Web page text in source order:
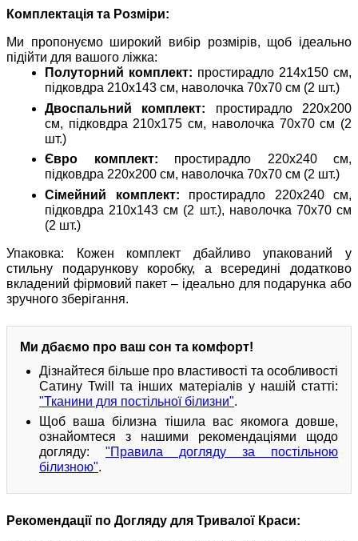
Комплектація та Розміри:
Ми пропонуємо широкий вибір розмірів, щоб ідеально
підійти для вашого ліжка:
Полуторний комплект: простирадло 214х150 см,
підковдра 210х143 см, наволочка 70х70 см (2 шт.)
Двоспальний комплект: простирадло 220х200
см, підковдра 210х175 см, наволочка 70х70 см (2
шт.)
Євро комплект: простирадло 220х240 см,
підковдра 220х200 см, наволочка 70х70 см (2 шт.)
Сімейний комплект: простирадло 220х240 см,
підковдра 210х143 см (2 шт.), наволочка 70х70 см
(2 шт.)
Упаковка: Кожен комплект дбайливо упакований у
стильну подарункову коробку, а всередині додатково
вкладений фірмовий пакет – ідеально для подарунка або
зручного зберігання.
Ми дбаємо про ваш сон та комфорт!
Дізнайтеся більше про властивості та особливості
Сатину Twill та інших матеріалів у нашій статті:
"Тканини для постільної білизни".
Щоб ваша білизна тішила вас якомога довше,
ознайомтеся з нашими рекомендаціями щодо
догляду: "Правила догляду за постільною
білизною".
Рекомендації по Догляду для Тривалої Краси: